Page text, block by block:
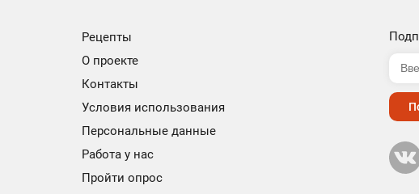
Рецепты
О проекте
Контакты
Условия использования
Персональные данные
Работа у нас
Пройти опрос